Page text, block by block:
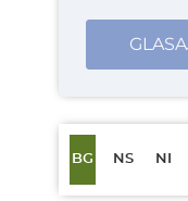
BG NS NI